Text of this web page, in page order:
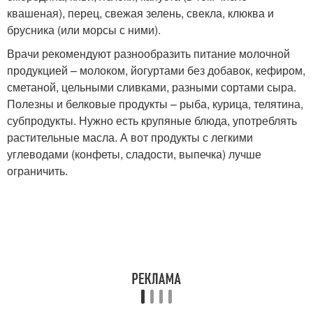
квашеная), перец, свежая зелень, свекла, клюква и
брусника (или морсы с ними).
Врачи рекомендуют разнообразить питание молочной
продукцией – молоком, йогуртами без добавок, кефиром,
сметаной, цельными сливками, разными сортами сыра.
Полезны и белковые продукты – рыба, курица, телятина,
субпродукты. Нужно есть крупяные блюда, употреблять
растительные масла. А вот продукты с легкими
углеводами (конфеты, сладости, выпечка) лучше
ограничить.